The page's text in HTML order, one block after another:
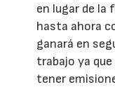
en lugar de la
hasta ahora
ganará en
trabajo ya
tener